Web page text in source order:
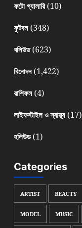
ফটো গ্যালারি(10)
ফুটবল(348)
বলিউড(623)
বিনোদন(1,422)
রাশিফল(4)
লাইফস্টাইল ও স্বাস্থ্য(17)
হলিউড(1)
Categories
ARTIST BEAUTY
MODEL MUSIC